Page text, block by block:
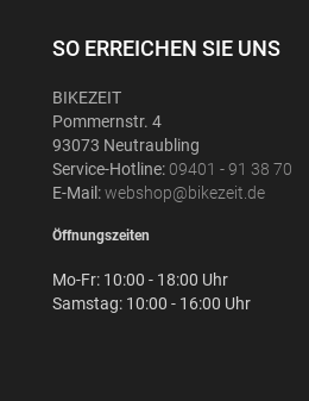
SO ERREICHEN SIE UNS
BIKEZEIT
Pommernstr. 4
93073 Neutraubling
Service-Hotline: 09401 - 91 38 70
E-Mail:webshop@bikezeit.de
Öffnungszeiten
Mo-Fr: 10:00 - 18:00 Uhr
Samstag: 10:00 - 16:00 Uhr